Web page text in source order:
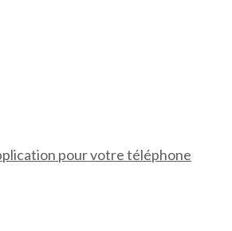
pour votre téléphone